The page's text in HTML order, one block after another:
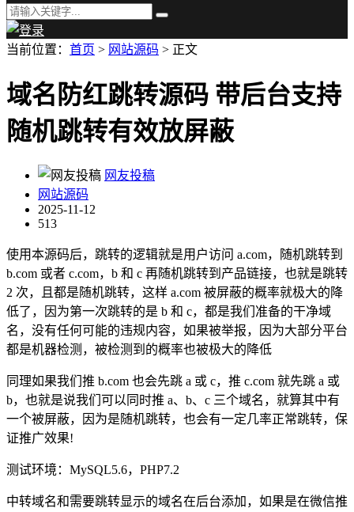
当前位置： 首页 > 网站源码 > 正文
域名防红跳转源码 带后台支持
随机跳转有效放屏蔽
网友投稿
网站源码
2025-11-12
513
使用本源码后，跳转的逻辑就是用户访问 a.com，随机跳转到
b.com 或者 c.com，b 和 c 再随机跳转到产品链接，也就是跳转
2 次，且都是随机跳转，这样 a.com 被屏蔽的概率就极大的降
低了，因为第一次跳转的是 b 和 c，都是我们准备的干净域
名，没有任何可能的违规内容，如果被举报，因为大部分平台
都是机器检测，被检测到的概率也被极大的降低
同理如果我们推 b.com 也会先跳 a 或 c，推 c.com 就先跳 a 或
b，也就是说我们可以同时推 a、b、c 三个域名，就算其中有
一个被屏蔽，因为是随机跳转，也会有一定几率正常跳转，保
证推广效果!
测试环境：MySQL5.6，PHP7.2
中转域名和需要跳转显示的域名在后台添加，如果是在微信推